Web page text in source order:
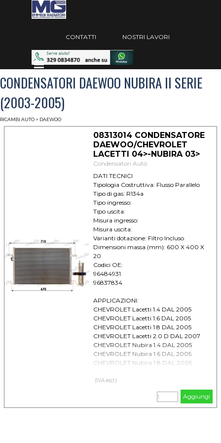
Vai ai contenuti
Salta menù
CONTATTI NOSTRI LAVORI
Salta menù
CONDENSATORI DAEWOO NUBIRA II SERIE
(2003-2005)
RICAMBI AUTO > DAEWOO
08313014 CONDENSATORE
DAEWOO/CHEVROLET
LACETTI 04>-NUBIRA 03>
Condensatori Auto
DATI TECNICI
Tipologia Costruttiva: Flusso Parallelo
Tipo di gas: R134a
Tipo ingresso:
Tipo uscita:
Misura ingresso:
Misura uscita:
Varianti dotazione: Filtro Incluso
Dimensioni massa (mm): 600 X 400 X
20
Codici OE:
96484931
96837834
APPLICAZIONI:
CHEVROLET Lacetti 1.4 DAL 2005
CHEVROLET Lacetti 1.6 DAL 2005
CHEVROLET Lacetti 1.8 DAL 2005
CHEVROLET Lacetti 2.0 D DAL 2007
CHEVROLET Nubira 1.4 DAL 2005
CHEVROLET Nubira 1.6 DAL 2005
CHEVROLET Nubira 1.8 DAL 2005
DAEWOO Lacetti 1.4 DAL 2004
DAEWOO Lacetti 1.6 DAL 2004
DAEWOO Lacetti 1.8 DAL 2004
DAEWOO Nubira II (03) 1.6 DAL 2003
(IVA escl.)
Aggiungi